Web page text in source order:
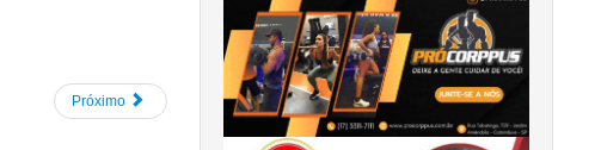
Próximo